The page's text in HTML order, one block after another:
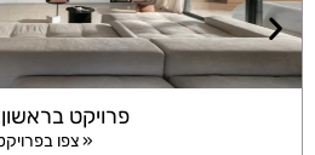
פרויקט בראשון
צפו בפרויקט »